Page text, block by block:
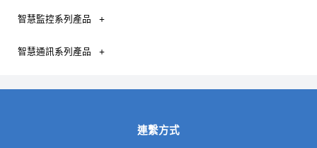
智慧監控系列產品
智慧通訊系列產品
連繫方式